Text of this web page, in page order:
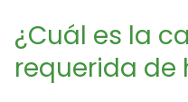
¿Cuál es la
requerida de